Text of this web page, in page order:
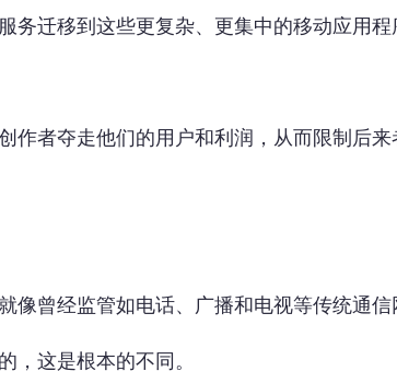
迁移到这些更复杂、更集中的移动应用程
者夺走他们的用户和利润，从而限制后来
曾经监管如电话、广播和电视等传统通信
这是根本的不同。